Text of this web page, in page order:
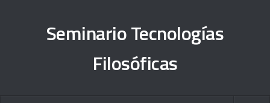
Seminario Tecnologías
Filosóficas